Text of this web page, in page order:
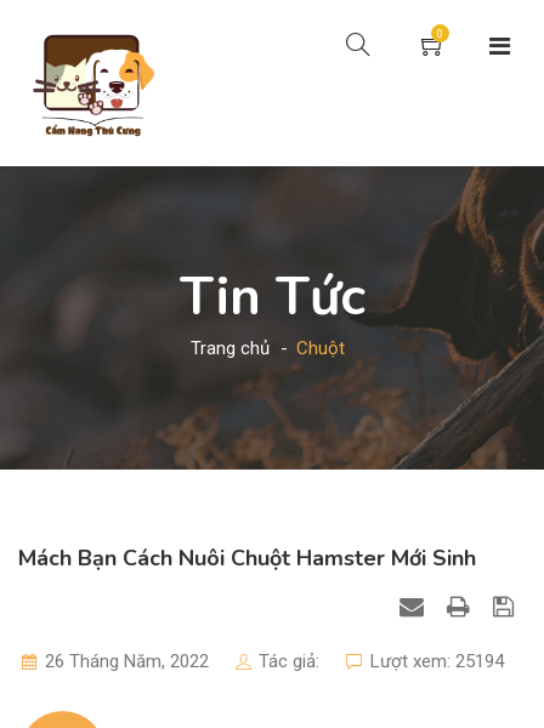
0
Tin Tức
Trang chủ Chuột
Mách Bạn Cách Nuôi Chuột Hamster Mới Sinh
26 Tháng Năm, 2022 Tác giả: Lượt xem: 25194